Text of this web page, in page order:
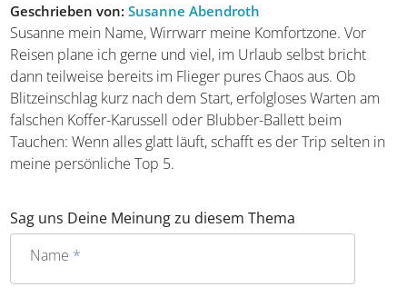
Geschrieben von:Susanne Abendroth
Susanne mein Name, Wirrwarr meine Komfortzone. Vor
Reisen plane ich gerne und viel, im Urlaub selbst bricht
dann teilweise bereits im Flieger pures Chaos aus. Ob
Blitzeinschlag kurz nach dem Start, erfolgloses Warten am
falschen Koffer-Karussell oder Blubber-Ballett beim
Tauchen: Wenn alles glatt läuft, schafft es der Trip selten
in meine persönliche Top 5.
Sag uns Deine Meinung zu diesem Thema
Name *